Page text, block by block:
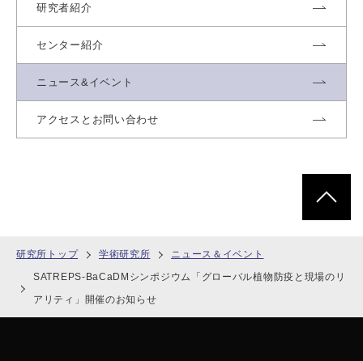
研究所トップ 学術研究所
ニュース＆イベント
SATREPS-BaCaDMシンポジウム「グローバル植物防疫と現場のリ
アリティ」開催のお知らせ
研究者紹介
センター紹介
ニュース&イベント
アクセスとお問い合わせ